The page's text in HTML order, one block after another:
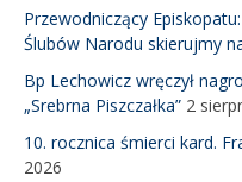
Przewodniczący
Ślubów Narodu skierujmy
Bp Lechowicz wręczył
„Srebrna Piszczałka” 2
10. rocznica śmierci kard.
2026